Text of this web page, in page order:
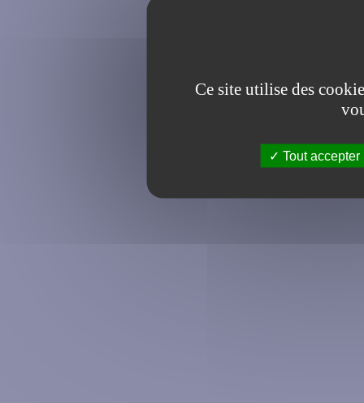
Ce site utilise des
Tout accepter